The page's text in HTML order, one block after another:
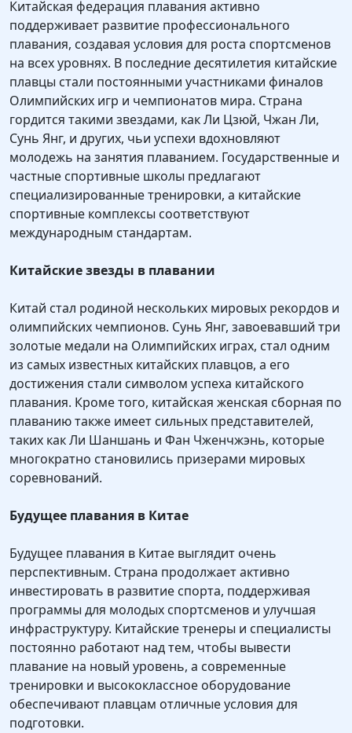
Китайская федерация плавания активно
поддерживает развитие профессионального
плавания, создавая условия для роста спортсменов
на всех уровнях. В последние десятилетия китайские
плавцы стали постоянными участниками финалов
Олимпийских игр и чемпионатов мира. Страна
гордится такими звездами, как Ли Цзюй, Чжан Ли,
Сунь Янг, и других, чьи успехи вдохновляют
молодежь на занятия плаванием. Государственные и
частные спортивные школы предлагают
специализированные тренировки, а китайские
спортивные комплексы соответствуют
международным стандартам.
Китайские звезды в плавании
Китай стал родиной нескольких мировых рекордов и
олимпийских чемпионов. Сунь Янг, завоевавший три
золотые медали на Олимпийских играх, стал одним
из самых известных китайских плавцов, а его
достижения стали символом успеха китайского
плавания. Кроме того, китайская женская сборная по
плаванию также имеет сильных представителей,
таких как Ли Шаншань и Фан Чженчжэнь, которые
многократно становились призерами мировых
соревнований.
Будущее плавания в Китае
Будущее плавания в Китае выглядит очень
перспективным. Страна продолжает активно
инвестировать в развитие спорта, поддерживая
программы для молодых спортсменов и улучшая
инфраструктуру. Китайские тренеры и специалисты
постоянно работают над тем, чтобы вывести
плавание на новый уровень, а современные
тренировки и высококлассное оборудование
обеспечивают плавцам отличные условия для
подготовки.